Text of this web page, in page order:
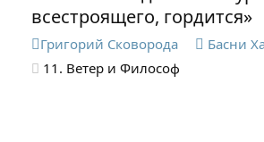
всестроящего, гордится»
Григорий Сковорода
Басни
11. Ветер и Философ